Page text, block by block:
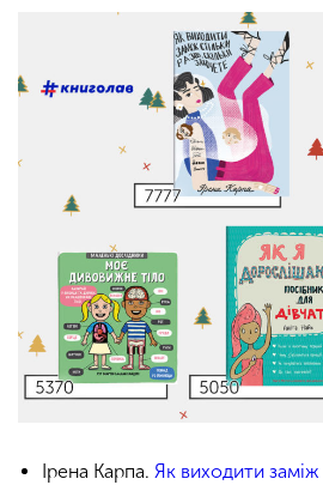
Ірена Карпа. Як виходити заміж